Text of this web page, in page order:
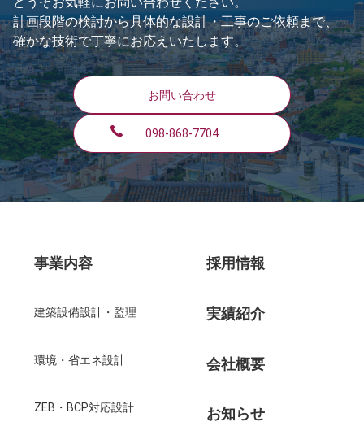
計画段階の検討から具体的な設計・工事のご依頼まで、
確かな技術で丁寧にお応えいたします。
お問い合わせ
098-868-7704
事業内容
建築設備設計・監理
環境・省エネ設計
ZEB・BCP対応設計
採用情報
実績紹介
会社概要
お知らせ